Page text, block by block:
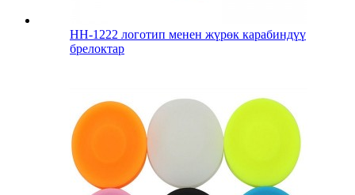
HH-1222 логотип менен жүрөк карабиндүү
брелоктар